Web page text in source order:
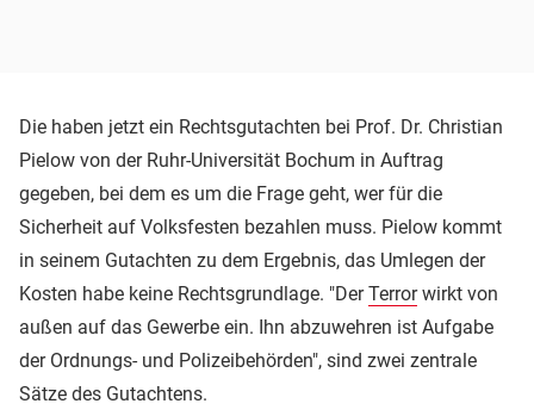
Die haben jetzt ein Rechtsgutachten bei Prof. Dr. Christian
Pielow von der Ruhr-Universität Bochum in Auftrag
gegeben, bei dem es um die Frage geht, wer für die
Sicherheit auf Volksfesten bezahlen muss. Pielow kommt
in seinem Gutachten zu dem Ergebnis, das Umlegen der
Kosten habe keine Rechtsgrundlage. "DerTerrorwirkt von
außen auf das Gewerbe ein. Ihn abzuwehren ist Aufgabe
der Ordnungs- und Polizeibehörden", sind zwei zentrale
Sätze des Gutachtens.